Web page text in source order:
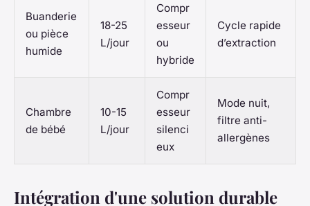
Buanderie
ou pièce
humide
18-25
L/jour
Compr
esseur
ou
hybride
Cycle rapide
d’extraction
Chambre
de bébé
10-15
L/jour
Compr
esseur
silenci
eux
Mode nuit,
filtre anti-
allergènes
Intégration d'une solution durable